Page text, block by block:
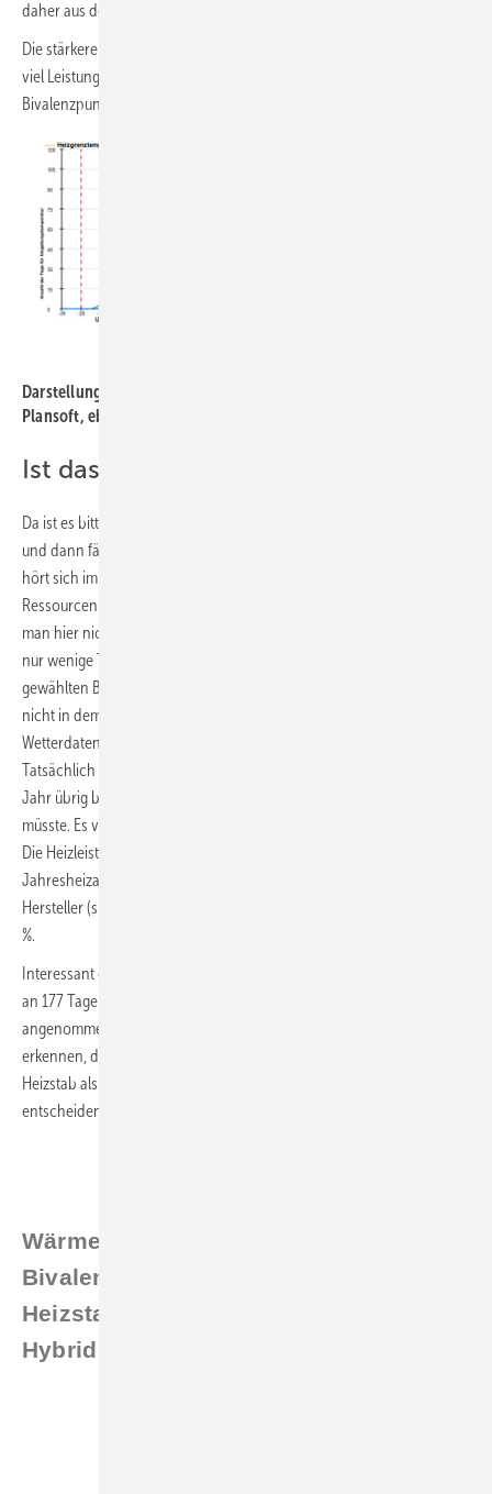
daher aus der Wertung.
Die stärkeren WP VWL 141/3S und VWL 171/3S würden erheblich zu
viel Leistung bringen und zum Takten neigen. Einen realistischen
Bivalenzpunkt gibt es für diese beiden „Giganten“ nicht.
Darstellung der WP-Auswahl mittels der Vaillant-Software
Plansoft, ebenfalls mit den Beispieldaten
Ist das nicht schrecklich?
Da ist es bitterkalt, im Falle des hier ermittelten Bivalenzpunktes –8 °C,
und dann fängt der Hausherr auch noch an mit Strom zu heizen. Das
hört sich im ersten Moment an wie pure Verschwendung von
Ressourcen und Geld. Geht man jedoch ins Detail, so wird klar, dass
man hier nicht zwingend von Verschwendung sprechen muss. Es sind
nur wenige Tage im Jahr, die eine Temperatur unter dem hier
gewählten BVP erreichen. Man kann die Witterungsverhältnisse zwar
nicht in dem hier gezeigten Auslegungsdiagramm ablesen. Aber die
Wetterdaten für den Beispielort Dortmund lassen sich recherchieren.
Tatsächlich sagt die Prognose, dass dann noch sechs Heiztage im
Jahr übrig bleiben, an denen der Heizstab unterstützend eingreifen
müsste. Es verbleiben also 359 Tage ohne Heizstab, also über 98 %.
Die Heizleistung der Wärmepumpe an der sogenannten
Jahresheizarbeit liegt für diese Anlage in dieser Konstellation laut
Hersteller (simuliert in der Software Plansoft von Vaillant) bei über 97
%.
Interessant erscheint auch, dass in Dortmund die Außentemperaturen
an 177 Tagen des Jahres über der Heizgrenztemperatur von hier
angenommenen 10 °C liegen. Man muss also relativieren, um zu
erkennen, dass es nicht zwingend verschwenderisch ist mit einem
Heizstab als Unterstützung zu arbeiten. Die richtige Auslegung ist halt
entscheidend.
Wärmepumpe
Bivalenzpunkt
Heizstab
Hybrid